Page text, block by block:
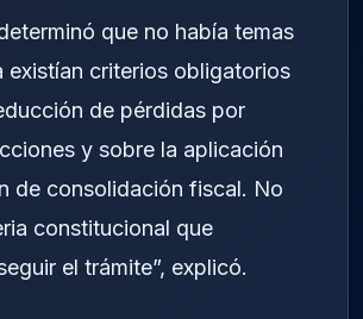
que no había temas
existían criterios obligatorios
de pérdidas por
y sobre la aplicación
de consolidación fiscal. No
constitucional que
el trámite”, explicó.